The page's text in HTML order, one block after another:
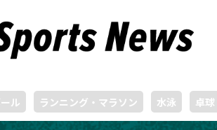
ル ランニング・マラソン 水泳 卓球